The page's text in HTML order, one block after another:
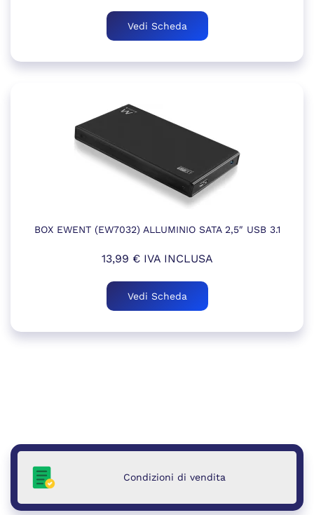
Vedi Scheda
BOX EWENT (EW7032) ALLUMINIO SATA 2,5″ USB 3.1
13,99 €IVA INCLUSA
Vedi Scheda
Condizioni di vendita